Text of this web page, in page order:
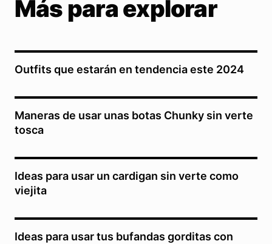
Más para explorar
Outfits que estarán en tendencia este 2024
Maneras de usar unas botas Chunky sin verte
tosca
Ideas para usar un cardigan sin verte como
viejita
Ideas para usar tus bufandas gorditas con